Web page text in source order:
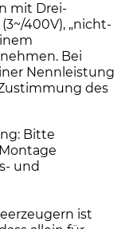
mit Drei-
400V), „nicht-
Bei
Nennleistung
des
Bitte
und
ist